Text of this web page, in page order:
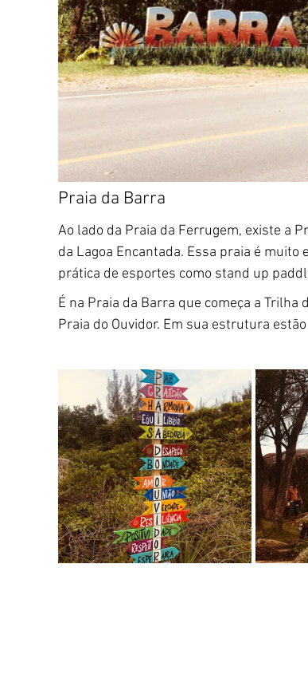
Praia da Barra
Ao lado da Praia da Ferrugem, existe a
da Lagoa Encantada. Essa praia é
prática de esportes como stand up
É na Praia da Barra que começa a Trilha
Praia do Ouvidor. Em sua estrutura